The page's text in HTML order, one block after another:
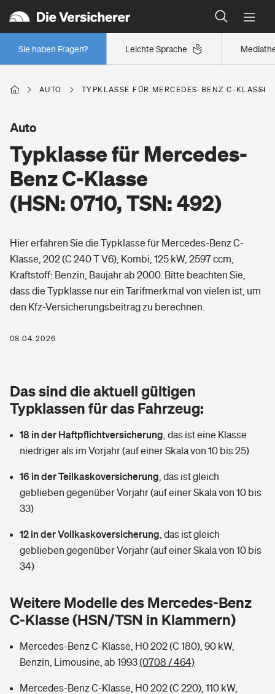
Leichte Sprache
Sie haben Fragen?
Wer versichert was: Jetzt Versicherer finden
Regionalklassen: So ist Ihre Region eingestuft
Wer versichert was: Jetzt Versicherer finden
Berufsunfähigkeitsversicherung
Arbeitsrechtsschutz
Berufshaftpflichtversicherung
Rentenrechner: Wie viel Geld bekomme ich im Alter?
Wer versichert was: Jetzt Versicherer finden
Wohnen
Wohngebäudeversicherung
Hausratversicherung
Elementarversicherung
Photovoltaik
Wärmepumpen versichern
Vermieterrrechtsschutz
Mietkautionsversicherung
Zur Übersicht
Tools
Wer versichert was: Jetzt Versicherer finden
Sie haben Fragen?
Pri­vate Haft­pflicht­
Rechts­schutz­ver­si­che­rung
Kinderunfall­ver­si­che­rung
Reiseversicherung
Handyversicherung
Musikinstrumentenversicherung
Zur Übersicht
Tools
Gesundheit
Private Krankenversicherung
Tierkrankenversicherung
Zur Übersicht
Tools
Sie haben Fragen?
AUTO TYPKLASSE FÜR MERCEDES-BENZ C-
Typklasse für Mercedes-
Benz C-Klasse
(HSN: 0710, TSN: 492)
Auto
Hier erfahren Sie die Typklasse für Mercedes-Benz C-
Klasse, 202 (C 240 T V6), Kombi, 125 kW, 2597 ccm,
Kraftstoff: Benzin, Baujahr ab 2000. Bitte beachten Sie,
dass die Typklasse nur ein Tarifmerkmal von vielen ist, um
den Kfz-Versicherungsbeitrag zu berechnen.
08.04.2026
Das sind die aktuell gültigen
Typklassen für das Fahrzeug:
18 in der Haftpflichtversicherung das ist eine Klasse
niedriger als im Vorjahr (auf einer Skala von 10 bis 25)
16 in der Teilkaskoversicherung das ist gleich
geblieben gegenüber Vorjahr (auf einer Skala von 10 bis
33)
12 in der Vollkaskoversicherung das ist gleich
geblieben gegenüber Vorjahr (auf einer Skala von 10 bis
34)
Weitere Modelle des Mercedes-Benz
C-Klasse (HSN/TSN in Klammern)
Mercedes-Benz C-Klasse, H0 202 (C 180), 90 kW,
Benzin, Limousine, ab 1993(0708 / 464)
Mercedes-Benz C-Klasse, H0 202 (C 220), 110 kW,